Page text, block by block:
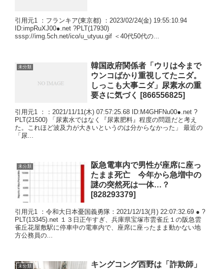
引用元1 ：フランキア(東京都) ：2023/02/24(金) 19:55:10.94
ID:impRuXJ00●.net ?PLT(17930)
sssp://img.5ch.net/ico/u_utyuu.gif ＜40代50代の...
未分類
韓国政府関係者「ウリは今まで
ウンコばかり重視してたニダ。
しっこも大事ニダ」尿素水の重
要さに気づく [866556825]
引用元1 ：：2021/11/11(木) 07:57:25.68 ID:M4GHFNu00●.net ?
PLT(21500) 「尿素水ではなく『尿素肥料』程度の問題だと考え
た。これほど波及力が大きいというのは分からなかった」 最近の
「尿...
未分類
阪急電車内で男性が座席に座っ
たまま死亡 今年から急増中の
謎の突然死は一体…？
[828293379]
引用元1 ：令和大日本憂国義勇隊：2021/12/13(月) 22:07:32.69 ● ?
PLT(13345).net １３日正午すぎ、兵庫県宝塚市雲雀丘１の阪急雲
雀丘花屋敷駅に停車中の電車内で、座席に座ったまま動かない地
方公務員の...
未分類
キングコング西野は「詐欺師」